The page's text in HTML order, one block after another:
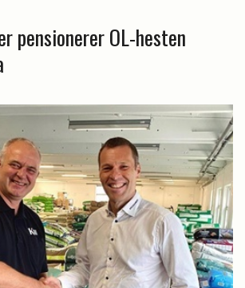
pensionerer OL-hesten